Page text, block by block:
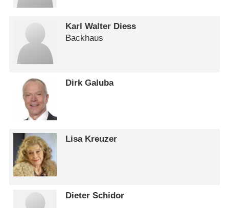
Karl Walter Diess
Backhaus
Dirk Galuba
Lisa Kreuzer
Dieter Schidor